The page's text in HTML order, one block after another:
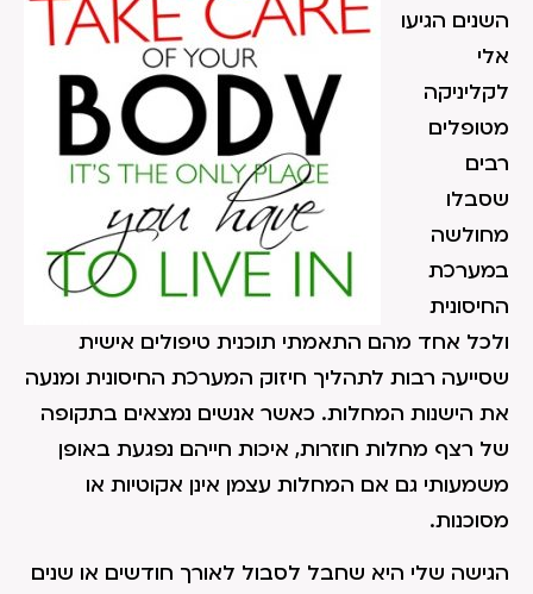
השנים הגיעו
אלי
לקליניקה
מטופלים
רבים
שסבלו
מחולשה
במערכת
החיסונית
ולכל אחד מהם התאמתי תוכנית טיפולים אישית
שסייעה רבות לתהליך חיזוק המערכת החיסונית ומנעה
את הישנות המחלות. כאשר אנשים נמצאים בתקופה
של רצף מחלות חוזרות, איכות חייהם נפגעת באופן
משמעותי גם אם המחלות עצמן אינן אקוטיות או
מסוכנות.
הגישה שלי היא שחבל לסבול לאורך חודשים או שנים